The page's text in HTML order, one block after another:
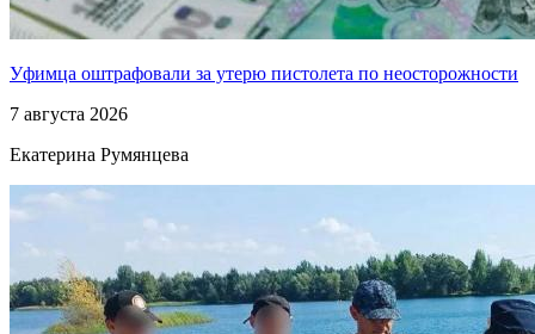
Уфимца оштрафовали за утерю пистолета по неосторожности
7 августа 2026
Екатерина Румянцева